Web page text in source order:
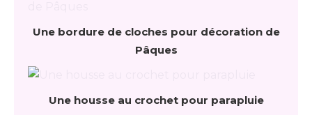
Une bordure de cloches pour décoration de
Pâques
Une housse au crochet pour parapluie